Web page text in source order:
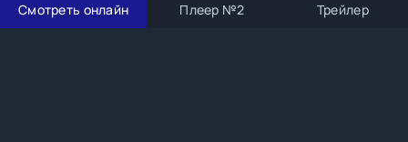
Смотреть онлайн Плеер №2 Трейлер